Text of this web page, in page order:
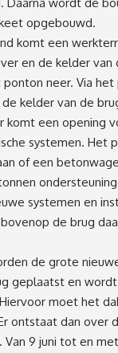
opgebouwd.
komt een
en de kelder
neer. Via het
kelder van de
komt een opening
systemen. Het
of een
systemen en
de brug
de grote
geplaatst en
moet het
ontstaat dan over
9 juni tot en